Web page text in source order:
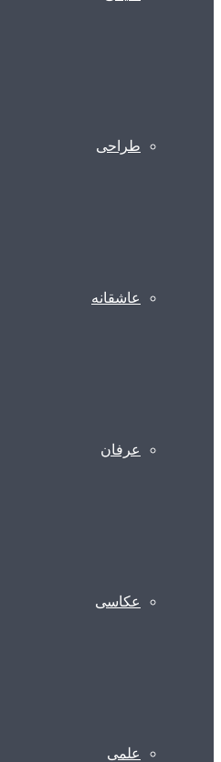
طراحی
عاشقانه
عرفان
عکاسی
علمی